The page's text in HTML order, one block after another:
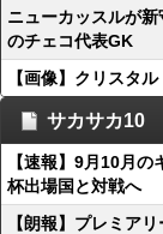
ニューカッスルが
のチェコ代表GK
【画像】クリスタ
サカサカ10
【速報】9月10月
杯出場国と対戦へ
【朗報】プレミア